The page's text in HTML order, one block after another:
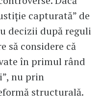
capturată” de
decizii după reguli
să considere că
în primul rând
nu prin
structurală.